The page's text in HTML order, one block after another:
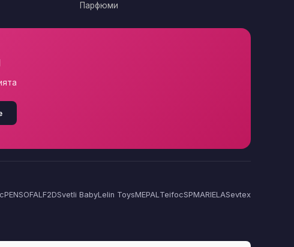
Парфюми
PENSOFALF2DSvetli BabyLelin ToysMEPALTeifocSPMARIELASevtex